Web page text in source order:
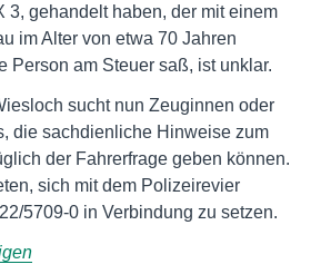
3, gehandelt haben, der mit einem
im Alter von etwa 70 Jahren
Person am Steuer saß, ist unklar.
sucht nun Zeuginnen oder
die sachdienliche Hinweise zum
der Fahrerfrage geben können.
sich mit dem Polizeirevier
5709-0 in Verbindung zu setzen.